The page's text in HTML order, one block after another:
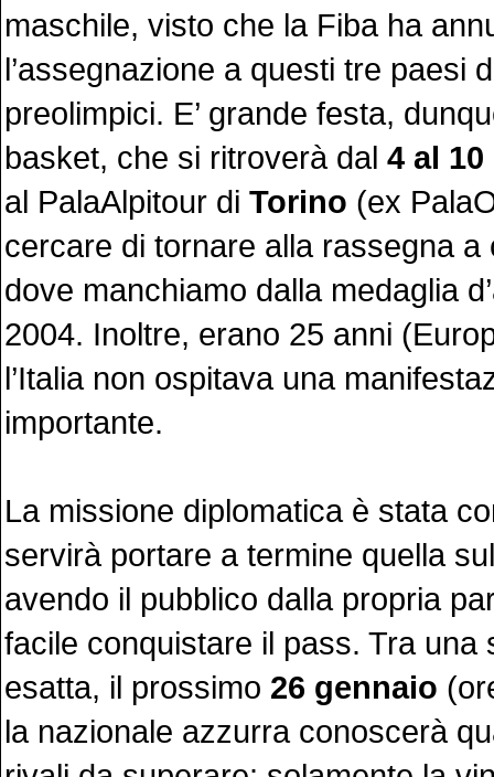
maschile, visto che la Fiba ha
l’assegnazione a questi tre paesi
preolimpici. E’ grande festa,
basket, che si ritroverà dal 4 al
al PalaAlpitour di Torino (ex
cercare di tornare alla rassegna a
dove manchiamo dalla medaglia
2004. Inoltre, erano 25 anni
l’Italia non ospitava una
importante.
La missione diplomatica è stata
servirà portare a termine quella
avendo il pubblico dalla propria
facile conquistare il pass. Tra una
esatta, il prossimo 26 gennaio
la nazionale azzurra conoscerà